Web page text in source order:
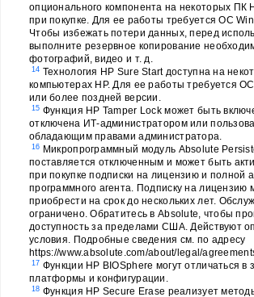
опционального компонента на некоторых ПК
при покупке. Для ее работы требуется ОС
Чтобы избежать потери данных, перед
выполните резервное копирование
фотографий, видео и т. д.
14 Технология HP Sure Start доступна на
компьютерах HP. Для ее работы требуется
или более поздней версии.
15 Функция HP Tamper Lock может быть
отключена ИТ-администратором или
обладающим правами администратора.
16 Микропрограммный модуль Absolute
поставляется отключенным и может быть
при покупке подписки на лицензию и полной
программного агента. Подписку на лицензию
приобрести на срок до нескольких лет.
ограничено. Обратитесь в Absolute, чтобы
доступность за пределами США. Действуют
условия. Подробные сведения см. по адресу
https://www.absolute.com/about/legal/
17 Функции HP BIOSphere могут отличаться в
платформы и конфигурации.
18 Функция HP Secure Erase реализует